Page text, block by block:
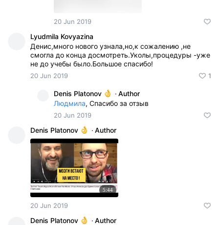
20 Jun 2019
Lyudmila Kovyazina
Денис,много нового узнала,но,к сожалению ,не
смогла до конца досмотреть.Уколы,процедуры -уже
не до учебы было.Большое спасибо!
20 Jun 2019 1
Denis Platonov · Author
Людмила, Спасибо за отзыв
20 Jun 2019
Denis Platonov · Author
5:44
20 Jun 2019
Denis Platonov · Author